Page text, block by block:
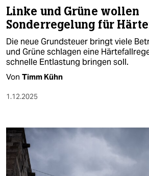
Linke und Grüne wollen
Sonderregelung für
Die neue Grundsteuer bringt viele
und Grüne schlagen eine
schnelle Entlastung bringen soll.
Von Timm Kühn
1.12.2025